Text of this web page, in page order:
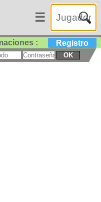
☰
: Registro
OK